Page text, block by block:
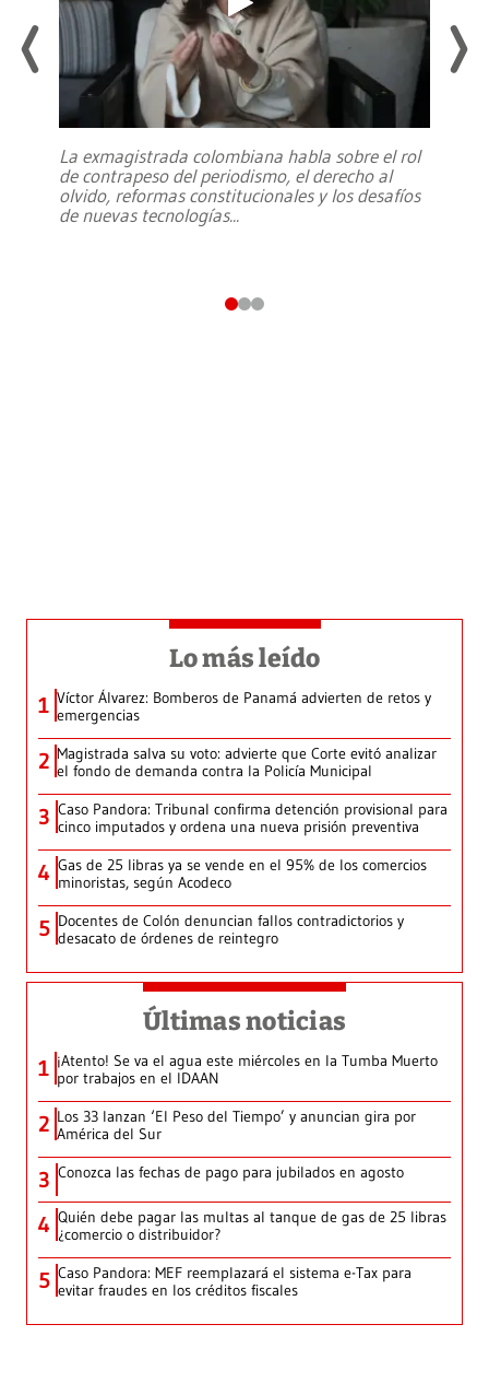
La exmagistrada colombiana habla sobre el rol
de contrapeso del periodismo, el derecho al
olvido, reformas constitucionales y los desafíos
de nuevas tecnologías...
Lo más leído
1 Víctor Álvarez: Bomberos de Panamá advierten de retos y
emergencias
2 Magistrada salva su voto: advierte que Corte evitó analizar
el fondo de demanda contra la Policía Municipal
3 Caso Pandora: Tribunal confirma detención provisional para
cinco imputados y ordena una nueva prisión preventiva
4 Gas de 25 libras ya se vende en el 95% de los comercios
minoristas, según Acodeco
5 Docentes de Colón denuncian fallos contradictorios y
desacato de órdenes de reintegro
Últimas noticias
1 ¡Atento! Se va el agua este miércoles en la Tumba Muerto
por trabajos en el IDAAN
2 Los 33 lanzan ‘El Peso del Tiempo’ y anuncian gira por
América del Sur
3 Conozca las fechas de pago para jubilados en agosto
4 Quién debe pagar las multas al tanque de gas de 25 libras
¿comercio o distribuidor?
5 Caso Pandora: MEF reemplazará el sistema e-Tax para
evitar fraudes en los créditos fiscales